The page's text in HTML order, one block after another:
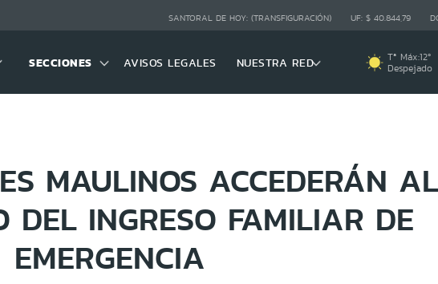
SANTORAL DE HOY: (TRANSFIGURACIÓN) UF: $ 40.844,79
SECCIONES AVISOS LEGALES NUESTRA RED Tª Máx:12º
Despejado
MAULINOS ACCEDERÁN AL
DEL INGRESO FAMILIAR DE
EMERGENCIA